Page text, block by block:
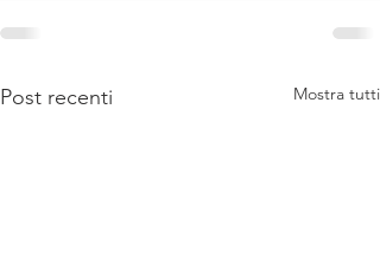
Post recenti Mostra tutti